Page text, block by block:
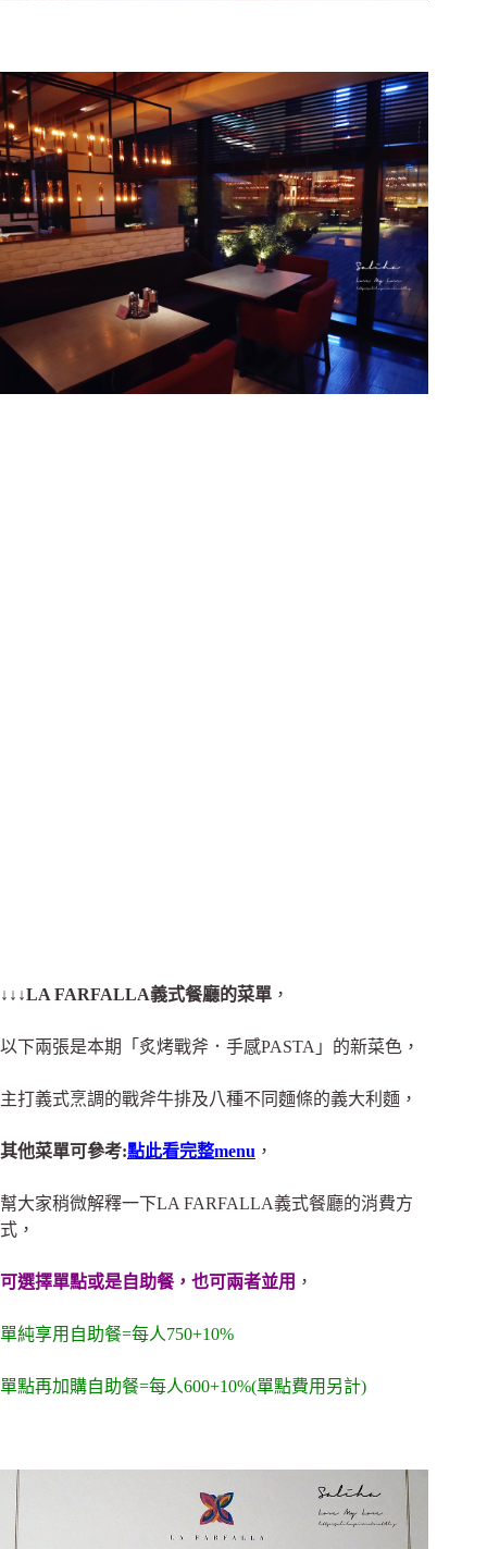
↓↓↓LA FARFALLA義式餐廳的菜單 ，
以下兩張是本期「炙烤戰斧．手感PASTA」的新菜色，
主打義式烹調的戰斧牛排及八種不同麵條的義大利麵，
其他菜單可參考:點此看完整menu ，
幫大家稍微解釋一下LA FARFALLA義式餐廳的消費方
式，
可選擇單點或是自助餐，也可兩者並用 ，
單純享用自助餐=每人750+10%
單點再加購自助餐=每人600+10%(單點費用另計)